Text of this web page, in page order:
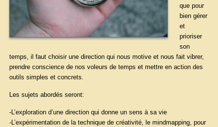
que pour
bien gérer
et
prioriser
son
temps, il faut choisir une direction qui nous motive et nous fait vibrer,
prendre conscience de nos voleurs de temps et mettre en action des
outils simples et concrets.
Les sujets abordés seront:
-L’exploration d’une direction qui donne un sens à sa vie
-L’expérimentation de la technique de créativité, le mindmapping, pour